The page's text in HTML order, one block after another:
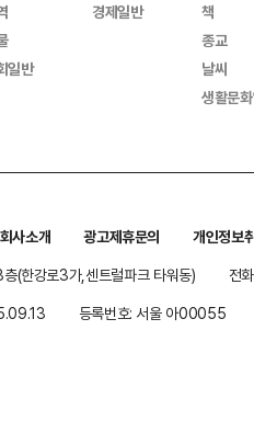
일반
경제일반
책
종교
날씨
생활문
회사소개 광고제휴문의
개인정보
(한강로3가,센트럴파크 타워동)
전
등록번호: 서울 아00055